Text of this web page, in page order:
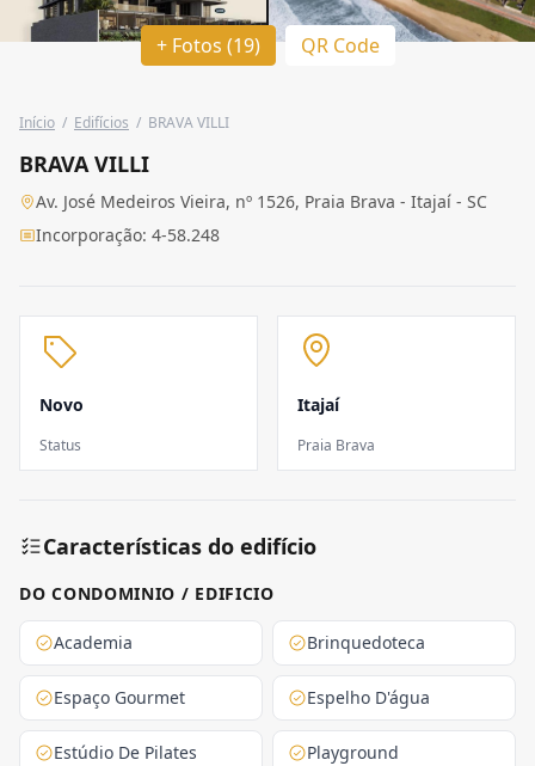
+ Fotos (19) QR Code
Início / Edifícios / BRAVA VILLI
BRAVA VILLI
Av. José Medeiros Vieira, nº 1526, Praia Brava - Itajaí - SC
Incorporação: 4-58.248
Novo
Status
Itajaí
Praia Brava
Características do edifício
DO CONDOMINIO / EDIFICIO
Academia Brinquedoteca
Espaço Gourmet Espelho D'água
Estúdio De Pilates Playground